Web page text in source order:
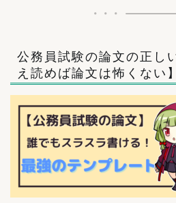
公務員試験の論文の正し
え読めば論文は怖くない】